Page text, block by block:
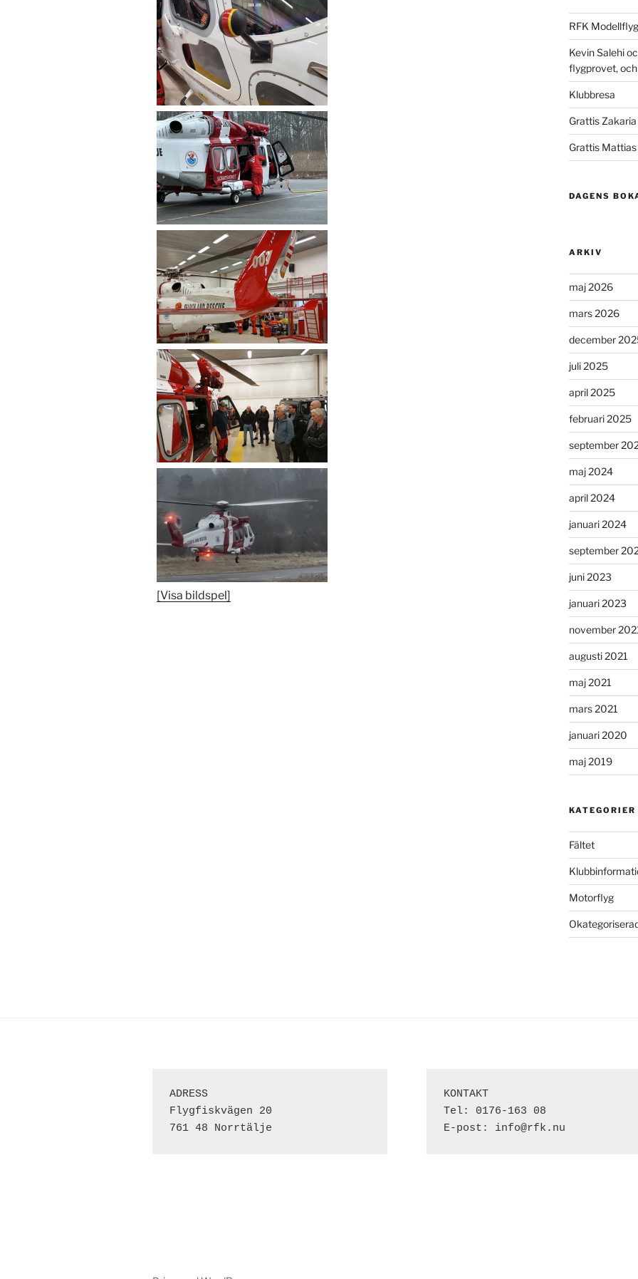
[Visa bildspel]
RFK
Kevin Salehi
flygprovet, och
Klubbresa
Grattis
Grattis Mattias
DAGENS
ARKIV
maj 2026
mars 2026
december
juli 2025
april 2025
februari 2025
september
maj 2024
april 2024
januari 2024
september
juni 2023
januari 2023
november
augusti 2021
maj 2021
mars 2021
januari 2020
maj 2019
KATEGORIER
Fältet
Motorflyg
ADRESS
Flygfiskvägen 20
761 48 Norrtälje
KONTAKT
Tel: 0176-163 08
E-post: info@rfk.nu